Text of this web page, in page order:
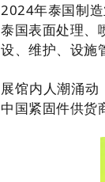
2024年泰国制
泰国表面处理、
设、维护、设施
展馆内人潮涌
中国紧固件供货